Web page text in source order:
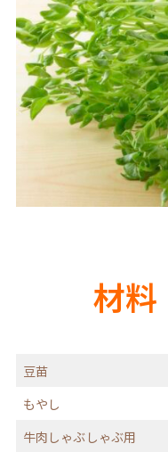
材料
豆苗
もやし
牛肉しゃぶしゃぶ用